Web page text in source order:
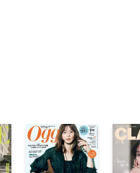
限定特典］涼しくてきちんと見え
”を選びたい／オシャレな人ほど「